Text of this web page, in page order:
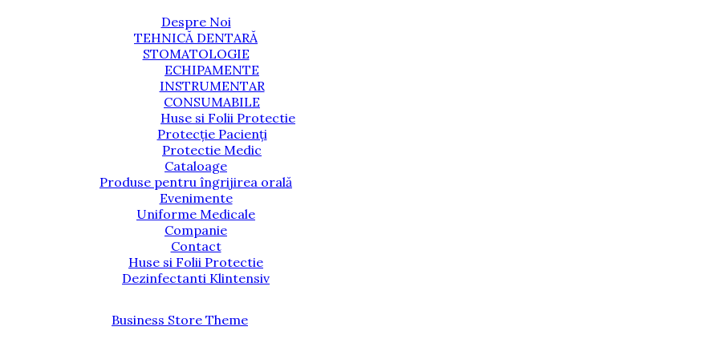
Despre Noi
TEHNICĂ DENTARĂ
STOMATOLOGIE
ECHIPAMENTE
INSTRUMENTAR
CONSUMABILE
Huse si Folii Protectie
Protecție Pacienți
Protectie Medic
Cataloage
Produse pentru îngrijirea orală
Evenimente
Uniforme Medicale
Companie
Contact
Huse si Folii Protectie
Dezinfectanti Klintensiv
Business Store Theme